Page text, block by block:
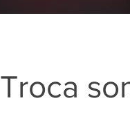
Troca